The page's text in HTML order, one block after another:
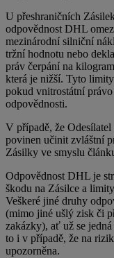
U přeshraničních
odpovědnost DHL
mezinárodní silniční
tržní hodnotu nebo
práv čerpání na
která je nižší. Tyto
pokud vnitrostátní
odpovědnosti.
V případě, že
povinen učinit zvláštní
Zásilky ve smyslu
Odpovědnost DHL je
škodu na Zásilce a
Veškeré jiné druhy
(mimo jiné ušlý zisk či
zakázky), ať už se
to i v případě, že na
upozorněna.